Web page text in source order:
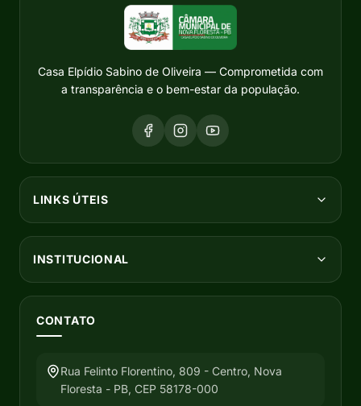
Casa Elpídio Sabino de Oliveira — Comprometida com
a transparência e o bem-estar da população.
LINKS ÚTEIS
INSTITUCIONAL
CONTATO
Rua Felinto Florentino, 809 - Centro, Nova
Floresta - PB, CEP 58178-000